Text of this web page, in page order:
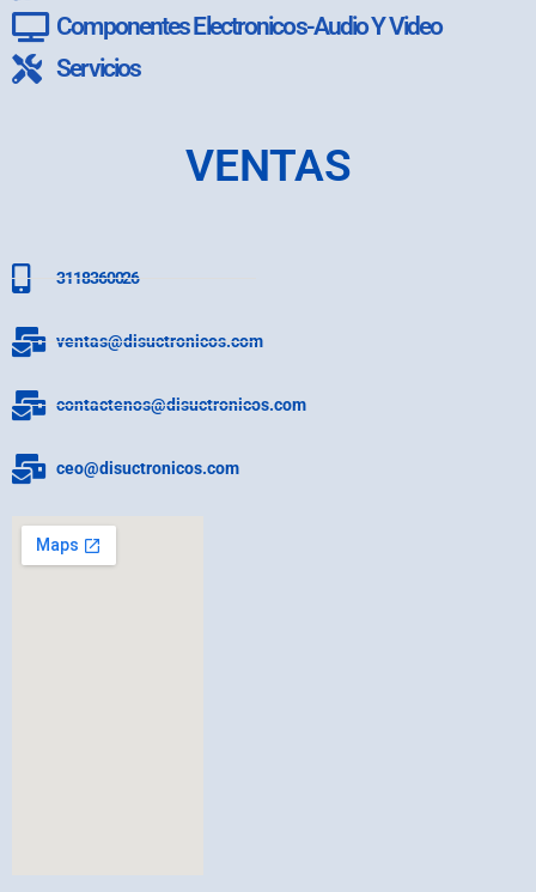
Componentes Electronicos-Audio Y Video
Servicios
VENTAS
3118360026
ventas@disuctronicos.com
contactenos@disuctronicos.com
ceo@disuctronicos.com